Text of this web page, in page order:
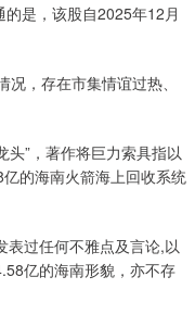
是，该股自2025年12月
，存在市集情谊过热、
头”，著作将巨力索具指以
的海南火箭海上回收系统
表过任何不雅点及言论,以
亿的海南形貌，亦不存